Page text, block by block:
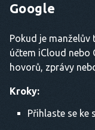
Google
Pokud je
účtem iCloud
hovorů, zprávy
Kroky:
Přihlaste se ke